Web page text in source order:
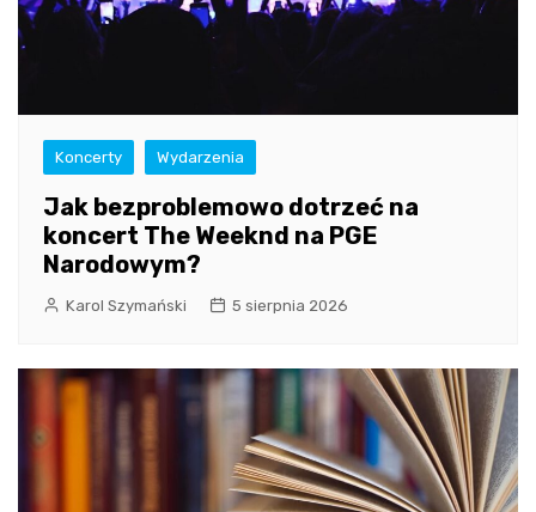
Koncerty Wydarzenia
Jak bezproblemowo dotrzeć na
koncert The Weeknd na PGE
Narodowym?
Karol Szymański 5 sierpnia 2026